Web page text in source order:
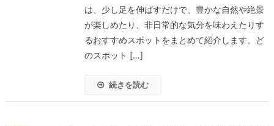
は、少し足を伸ばすだけで、豊かな自然や絶景
が楽しめたり、非日常的な気分を味わえたりす
るおすすめスポットをまとめて紹介します。ど
のスポット […]
続きを読む